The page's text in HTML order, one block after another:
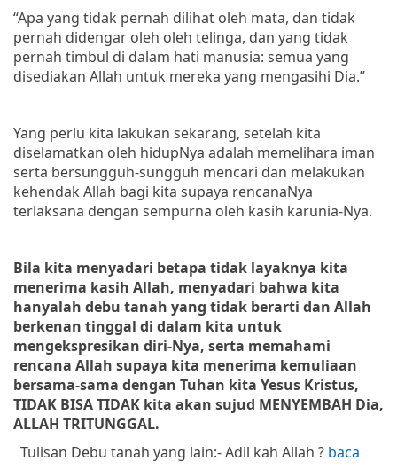
“Apa yang tidak pernah dilihat oleh mata, dan tidak
pernah didengar oleh oleh telinga, dan yang tidak
pernah timbul di dalam hati manusia: semua yang
disediakan Allah untuk mereka yang mengasihi Dia.”
Yang perlu kita lakukan sekarang, setelah kita
diselamatkan oleh hidupNya adalah memelihara iman
serta bersungguh-sungguh mencari dan melakukan
kehendak Allah bagi kita supaya rencanaNya
terlaksana dengan sempurna oleh kasih karunia-Nya.
Bila kita menyadari betapa tidak layaknya kita
menerima kasih Allah, menyadari bahwa kita
hanyalah debu tanah yang tidak berarti dan Allah
berkenan tinggal di dalam kita untuk
mengekspresikan diri-Nya, serta memahami
rencana Allah supaya kita menerima kemuliaan
bersama-sama dengan Tuhan kita Yesus Kristus,
TIDAK BISA TIDAK kita akan sujud MENYEMBAH Dia,
ALLAH TRITUNGGAL.
Tulisan Debu tanah yang lain:- Adil kah Allah ? baca